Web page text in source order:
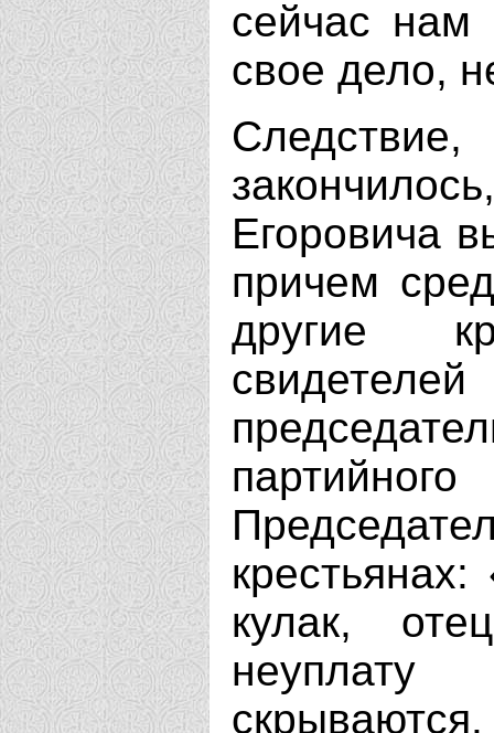
сейчас нам
свое дело,
Егоровича
причем
другие
кулак,